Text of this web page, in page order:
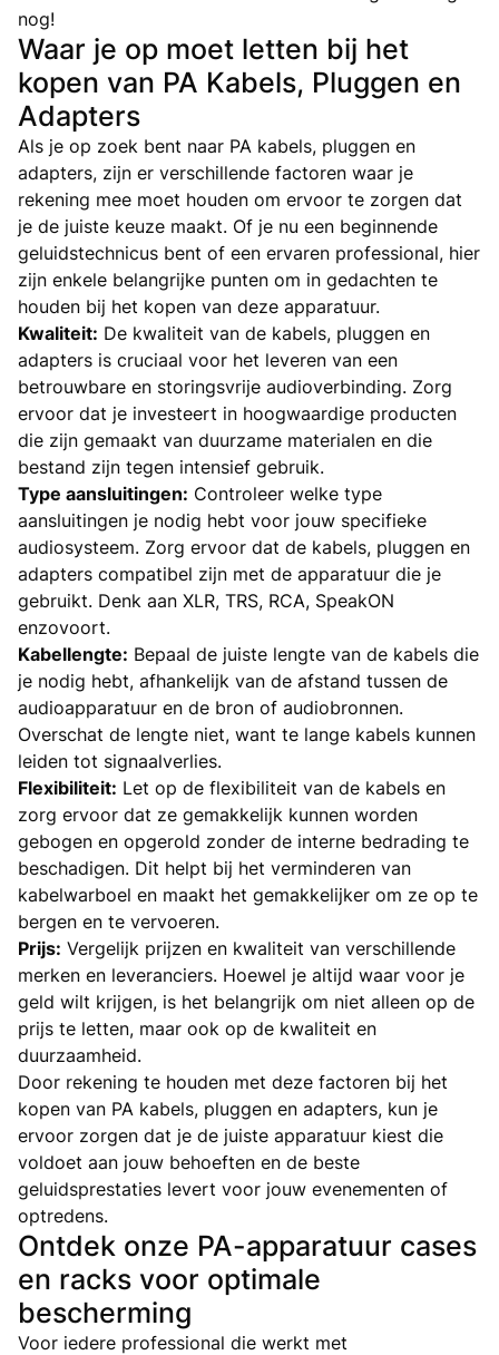
nog!
Waar je op moet letten bij het
kopen van PA Kabels, Pluggen en
Adapters
Als je op zoek bent naar PA kabels, pluggen en
adapters, zijn er verschillende factoren waar je
rekening mee moet houden om ervoor te zorgen dat
je de juiste keuze maakt. Of je nu een beginnende
geluidstechnicus bent of een ervaren professional, hier
zijn enkele belangrijke punten om in gedachten te
houden bij het kopen van deze apparatuur.
Kwaliteit: De kwaliteit van de kabels, pluggen en
adapters is cruciaal voor het leveren van een
betrouwbare en storingsvrije audioverbinding. Zorg
ervoor dat je investeert in hoogwaardige producten
die zijn gemaakt van duurzame materialen en die
bestand zijn tegen intensief gebruik.
Type aansluitingen: Controleer welke type
aansluitingen je nodig hebt voor jouw specifieke
audiosysteem. Zorg ervoor dat de kabels, pluggen en
adapters compatibel zijn met de apparatuur die je
gebruikt. Denk aan XLR, TRS, RCA, SpeakON
enzovoort.
Kabellengte: Bepaal de juiste lengte van de kabels die
je nodig hebt, afhankelijk van de afstand tussen de
audioapparatuur en de bron of audiobronnen.
Overschat de lengte niet, want te lange kabels kunnen
leiden tot signaalverlies.
Flexibiliteit: Let op de flexibiliteit van de kabels en
zorg ervoor dat ze gemakkelijk kunnen worden
gebogen en opgerold zonder de interne bedrading te
beschadigen. Dit helpt bij het verminderen van
kabelwarboel en maakt het gemakkelijker om ze op te
bergen en te vervoeren.
Prijs: Vergelijk prijzen en kwaliteit van verschillende
merken en leveranciers. Hoewel je altijd waar voor je
geld wilt krijgen, is het belangrijk om niet alleen op de
prijs te letten, maar ook op de kwaliteit en
duurzaamheid.
Door rekening te houden met deze factoren bij het
kopen van PA kabels, pluggen en adapters, kun je
ervoor zorgen dat je de juiste apparatuur kiest die
voldoet aan jouw behoeften en de beste
geluidsprestaties levert voor jouw evenementen of
optredens.
Ontdek onze PA-apparatuur cases
en racks voor optimale
bescherming
Voor iedere professional die werkt met